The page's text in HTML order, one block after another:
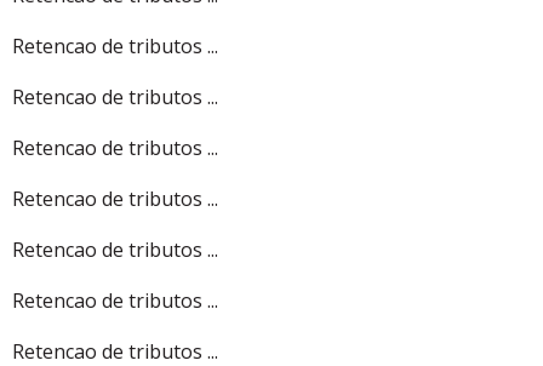
Retencao de tributos ...
Retencao de tributos ...
Retencao de tributos ...
Retencao de tributos ...
Retencao de tributos ...
Retencao de tributos ...
Retencao de tributos ...